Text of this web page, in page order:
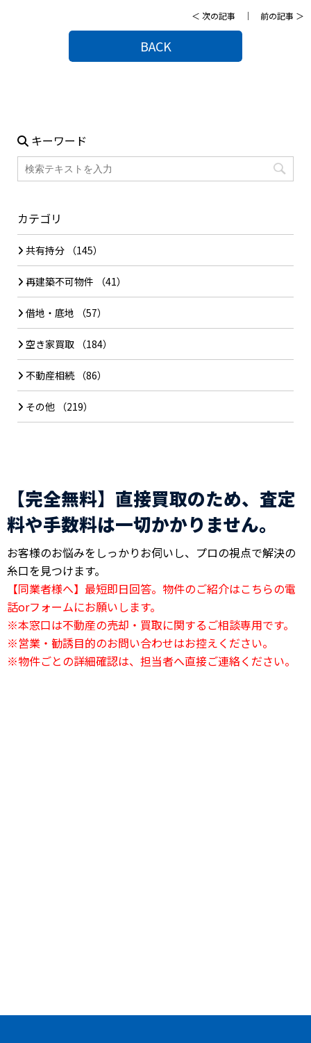
＜ 次の記事 ｜ 前の記事 ＞
BACK
キーワード
カテゴリ
共有持分 （145）
再建築不可物件 （41）
借地・底地 （57）
空き家買取 （184）
不動産相続（86）
その他 （219）
【完全無料】直接買取のため、査定
料や手数料は一切かかりません。
お客様のお悩みをしっかりお伺いし、プロの視点で解決の
糸口を見つけます。
【同業者様へ】最短即日回答。物件のご紹介はこちらの電
話orフォームにお願いします。
※本窓口は不動産の売却・買取に関するご相談専用です。
※営業・勧誘目的のお問い合わせはお控えください。
※物件ごとの詳細確認は、担当者へ直接ご連絡ください。